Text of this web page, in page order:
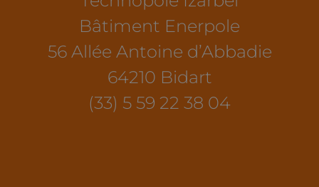
Bâtiment Enerpole
56 Allée Antoine d’Abbadie
64210 Bidart
(33) 5 59 22 38 04